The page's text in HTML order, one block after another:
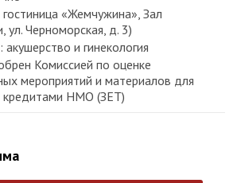
«Жемчужина», Зал
ул. Черноморская, д. 3)
и гинекология
Комиссией по оценке
мероприятий и материалов для
НМО (ЗЕТ)